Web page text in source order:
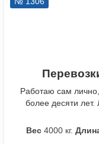
Работаю сам
более десяти
Вес 4000 кг.